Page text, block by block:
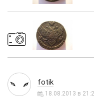
fotik
18.08.2013 в